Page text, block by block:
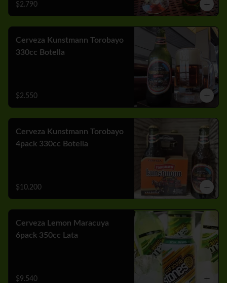
$2.790
Cerveza Kunstmann Torobayo
330cc Botella
$2.550
Cerveza Kunstmann Torobayo
4pack 330cc Botella
$10.200
Cerveza Lemon Maracuya
6pack 350cc Lata
$9.540